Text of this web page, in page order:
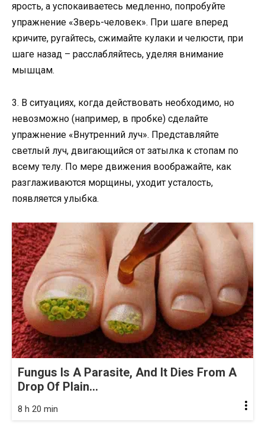
ярость, а успокаиваетесь медленно, попробуйте
упражнение «Зверь-человек». При шаге вперед
кричите, ругайтесь, сжимайте кулаки и челюсти, при
шаге назад – расслабляйтесь, уделяя внимание
мышцам.
3. В ситуациях, когда действовать необходимо, но
невозможно (например, в пробке) сделайте
упражнение «Внутренний луч». Представляйте
светлый луч, двигающийся от затылка к стопам по
всему телу. По мере движения воображайте, как
разглаживаются морщины, уходит усталость,
появляется улыбка.
Fungus Is A Parasite, And It Dies From A
Drop Of Plain...
8 h 20 min